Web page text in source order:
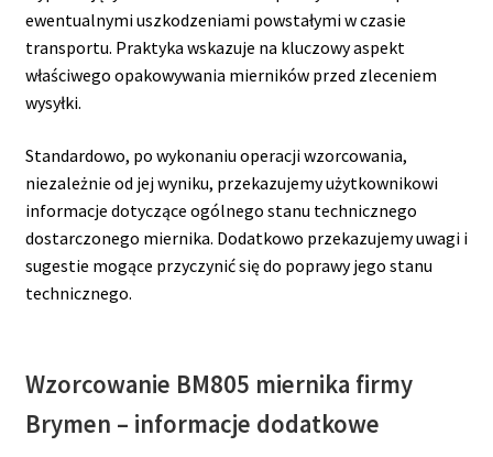
ewentualnymi uszkodzeniami powstałymi w czasie
transportu. Praktyka wskazuje na kluczowy aspekt
właściwego opakowywania mierników przed zleceniem
wysyłki.
Standardowo, po wykonaniu operacji wzorcowania,
niezależnie od jej wyniku, przekazujemy użytkownikowi
informacje dotyczące ogólnego stanu technicznego
dostarczonego miernika. Dodatkowo przekazujemy uwagi i
sugestie mogące przyczynić się do poprawy jego stanu
technicznego.
Wzorcowanie BM805 miernika firmy
Brymen – informacje dodatkowe